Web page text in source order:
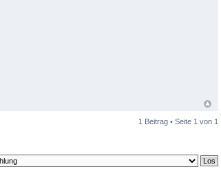
1 Beitrag • Seite 1 von 1